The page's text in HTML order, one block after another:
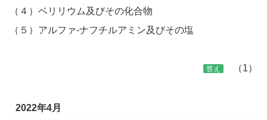
（４）ベリリウム及びその化合物
（５）アルファ-ナフチルアミン及びその塩
答え （1）
2022年4月